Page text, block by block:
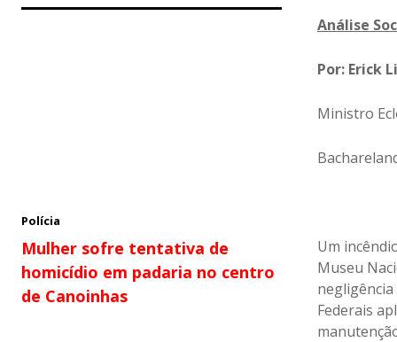
Polícia
Mulher sofre tentativa de
homicídio em padaria no centro
de Canoinhas
Análise
Por: Erick
Ministro
Um
Museu
Federais